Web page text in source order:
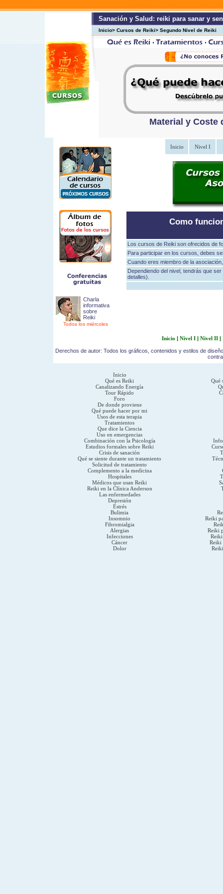
Sanación y Salud: reiki para sanar y
Inicio> Cursos de Reiki> Segundo Nivel de Reiki
Material y Coste
Charla
informativa
sobre
Reiki
Todos los miércoles
Inicio Nivel I
Como
Los cursos de Reiki son ofrecidos de
Para participar en los cursos, debes
Cuando eres miembro de la
Dependiendo del nivel, tendrás que
detalles).
Inicio | Nivel I | Nivel II |
Derechos de autor: Todos los gráficos, contenidos y estilos de
Inicio
Qué es Reiki
Qué
Canalizando Energía
Tour Rápido
Foro
De donde proviene
Qué puede hacer por mi
Usos de esta terapia
Tratamientos
Que dice la Ciencia
Uso en emergencias
Combinación con la Psicología
Estudios formales sobre Reiki
Crisis de sanación
Qué se siente durante un tratamiento
Solicitud de tratamiento
Complemento a la medicina
Hospitales
Médicos que usan Reiki
Reiki en la Clínica Anderson
Las enfermedades
Depresión
Estrés
Bulimia
Insomnio
Reiki
Fibromialgia
Alergias
Reiki
Infecciones
Cáncer
Reiki
Dolor